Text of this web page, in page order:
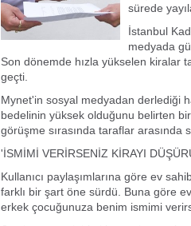
sürede
İstanbul
medyada
Son dönemde hızla yükselen kiralar
geçti.
Mynet'in sosyal medyadan derlediği
bedelinin yüksek olduğunu belirten
görüşme sırasında taraflar arasında
'İSMİMİ VERİRSENİZ KİRAYI
Kullanıcı paylaşımlarına göre ev
farklı bir şart öne sürdü. Buna göre
erkek çocuğunuza benim ismimi